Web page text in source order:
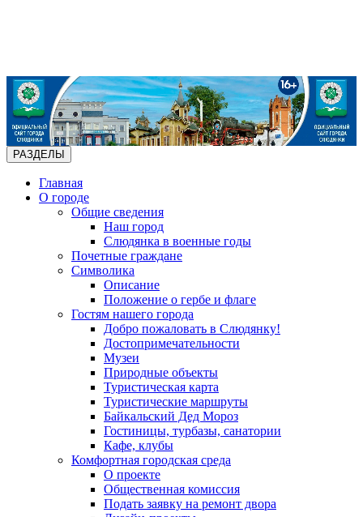
РАЗДЕЛЫ
Главная
О городе
Общие сведения
Наш город
Слюдянка в военные годы
Почетные граждане
Символика
Описание
Положение о гербе и флаге
Гостям нашего города
Добро пожаловать в Слюдянку!
Достопримечательности
Музеи
Природные объекты
Туристическая карта
Туристические маршруты
Байкальский Дед Мороз
Гостиницы, турбазы, санатории
Кафе, клубы
Комфортная городская среда
О проекте
Общественная комиссия
Подать заявку на ремонт двора